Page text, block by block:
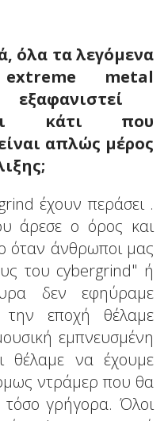
όλα τα λεγόμενα
extreme
metal
κάτι που
απλώς μέρος
έχουν περάσει .
άρεσε ο όρος και
όταν άνθρωποι μας
του cybergrind" ή
δεν εφηύραμε
την εποχή θέλαμε
εμπνευσμένη
θέλαμε να έχουμε
ντράμερ που θα
γρήγορα. Όλοι